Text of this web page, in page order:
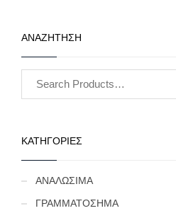
ΑΝΑΖΗΤΗΣΗ
ΚΑΤΗΓΟΡΙΕΣ
ΑΝΑΛΩΣΙΜΑ
ΓΡΑΜΜΑΤΟΣΗΜΑ